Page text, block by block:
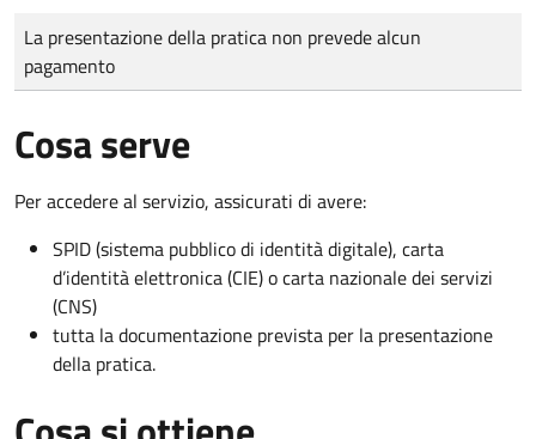
Tipo di pagamento
Importo
La presentazione della pratica non prevede alcun
pagamento
Cosa serve
Per accedere al servizio, assicurati di avere:
SPID (sistema pubblico di identità digitale), carta
d’identità elettronica (CIE) o carta nazionale dei servizi
(CNS)
tutta la documentazione prevista per la presentazione
della pratica.